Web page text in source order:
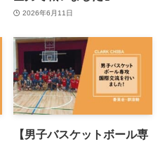
2026年6月11日
【男子バスケットボール専